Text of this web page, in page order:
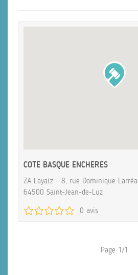
COTE BASQUE ENCHERES
ZA Layatz - 8, rue Dominique Larréa
64500 Saint-Jean-de-Luz
0 avis
Page 1/1